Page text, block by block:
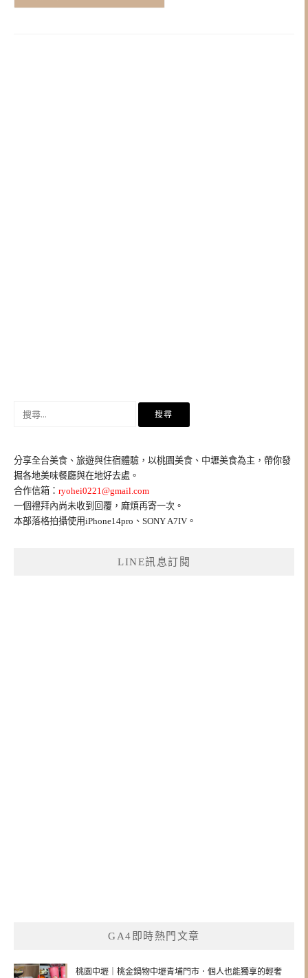
字:
分享全台美食、旅遊與住宿體驗，以桃園美食、中壢美食為主，帶你發
掘各地美味餐廳與在地好去處。
合作信箱： ryohei0221@gmail.com
一個禮拜內尚未收到回覆，麻煩再寄一次。
本部落格拍攝使用iPhone14pro、SONY A7IV。
LINE訊息訂閱
GA4即時熱門文章
桃園中壢｜桃金鍋物中壢青埔門市．個人也能獨享的輕奢